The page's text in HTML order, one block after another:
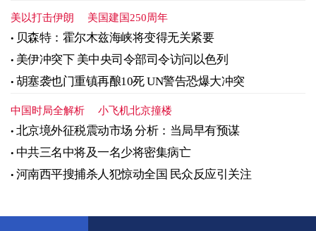
美以打击伊朗 美国建国250周年
贝森特：霍尔木兹海峡将变得无关紧要
美伊冲突下 美中央司令部司令访问以色列
胡塞袭也门重镇再酿10死 UN警告恐爆大冲突
中国时局全解析 小飞机北京撞楼
北京境外征税震动市场 分析：当局早有预谋
中共三名中将及一名少将密集病亡
河南西平搜捕杀人犯惊动全国 民众反应引关注